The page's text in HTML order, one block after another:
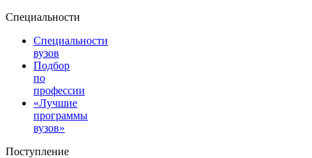
Специальности
Специальности
вузов
Подбор
по
профессии
«Лучшие
программы
вузов»
Поступление